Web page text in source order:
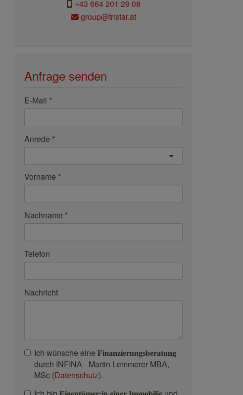
+43 664 201 29 08
group@tristar.at
Anfrage senden
E-Mail
Anrede
Vorname
Nachname
Telefon
Nachricht
Ich wünsche eine Finanzierungsberatung
durch INFINA - Martin Lemmerer MBA,
MSc (Datenschutz).